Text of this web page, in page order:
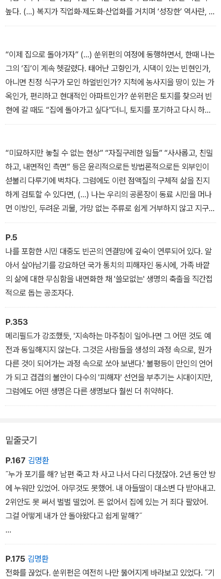
높다. (…) 복지가 직업화·제도화·산업화를 거치며 ‘성장한’ 역사란, 뒤
집어보자면 사회복지 체제 구축에 관여해온 종사자들이 가난한 사람
그에게 낙인을 씌우듯, 복지 종사자들 역시 빈자에게 기대는 동시에
그들에 대한 심판자를 자임한다.
_「의존의 문제화」
“이제 집으로 돌아가자” (…) 쑨위펀의 여정에 동행하면서, 한때 나는
그의 ‘집’이 계속 헷갈렸다. 태어난 고향인가, 시댁이 있는 빈현인가,
아니면 친정 식구가 모인 하얼빈인가? 지척에 농사지을 땅이 있는 가
옥인가, 편리하고 현대적인 아파트인가? 쑨위펀은 토지를 찾으러 빈
현에 갈 때도 “집에 돌아가고 싶다”더니, 토지를 포기하고 다시 하얼
빈으로 떠날 때도 “집에 돌아가자” 했다. 집은 결국 특정 장소로 가리
기 ‘자리’를 만드는 부단한 과정이었던 셈이다. 언제 헐릴지, 쫓겨날지
모르는 상태를 벗어나 맘 편히 누울 자리, 섭씨 영하 20도에 볼일을
보러 공중변소를 찾지 않아도 되는 편한 자리, (…) 몸이 아프고 돈이
없어도 괜찮은 자리, 서로 돌보고 의지할 존재를 곁에 둔 자리……. 하
지만 쑨위펀이 자리를 만드는 과정은 (심지어 자기 자신한테조차) 자
격을 의심받고, ‘자격 없음’의 감각을 내면화하는 과정이었다. (…) 자
격 없음의 판정은 가까이에서 마주하는 사람들, 심지어 가장 친밀한
사람들에 의해 계속됐다. 동행하면서 주저하기를 반복했던 나도, 거
듭 노력하고 거듭 ‘부적절한’ 존재임을 확인받으며 점점 움츠러든 쑨
위펀 자신도 예외일 수 없었다.
_「집으로 가는 길」
“미묘하지만 놓칠 수 없는 현상” “자질구레한 일들” “사사롭고, 친밀
하고, 내면적인 측면” 등은 윤리적으로든 방법론적으로든 외부인이
섣불리 다루기에 벅차다. 그럼에도 이런 점액질의 구체적 삶을 진지
하게 검토할 수 있다면, (…) 나는 우리의 공론장이 동료 시민을 머나
먼 이방인, 두려운 괴물, 가망 없는 주류로 쉽게 거부하지 않고 지구
속 취약하고 불완전한 (나와 같은) 존재로 인정하는 데서 시작되기를
바란다. 지구생활자-파괴자가 품어온—감각, 세계상, 열망의
총체로서—발전의 꿈이 ‘그’라는 존재와 등치될 만큼 얼마나 강렬한
것인지, 문화와 상징, 이데올로기, 제도와 정책, 교육과 미디어, 일자
리와 사회보장 등이 얼기설기 엮이고 시너지를 발휘하면서 발전의 꿈
이 아닌 다른 꿈을 꾸는 것이 어떻게 막히고 불온시되었는지, 어떤 감
당하기 힘든 규범과 질서를 강요하고 낙인을 부과했는지, 그렇게 집
요하게 추구했던 꿈이 어떻게 현실이 되고 또 좌절되었는지 각자의
생애 경험에서 출발하여 말하고, 쓰고, 읽고, 대화하는 공론장이 필요
하다.
_「인류세의 빈곤」
P.5
나를 포함한 시민 대중도 빈곤의 연결망에 깊숙이 연루되어 있다. 알
아서 살아남기를 강요하던 국가 통치의 피해자인 동시에, 가족 바깥
의 삶에 대한 무심함을 내면화한 채 '쓸모없는' 생명의 축출을 직간접
적으로 돕는 공조자다.
P.353
메리필드가 강조했듯, '지속하는 마주침이 일어나면 그 어떤 것도 예
전과 동일해지지 않는다. 그것은 사람들을 생성의 과정 속으로, 뭔가
다른 것이 되어가는 과정 속으로 쏘아 보낸다.' 불평등이 만인의 언어
가 되고 겹겹의 불안이 다수의 '피해자' 선언을 부추기는 시대이지만,
그럼에도 어떤 생명은 다른 생명보다 훨씬 더 취약하다.
밑줄긋기
P.167 김명환
˝누가 포기를 해? 남편 죽고 차 사고 나서 다리 다쳤잖아. 2년 동안 방
에 누워만 있었어. 아무것도 못했어. 내 아들딸이 대소변 다 받아내고.
2위안도 못 써서 벌벌 떨었어. 돈 없어서 집에 있는 거 죄다 팔았어.
그걸 어떻게 내가 안 돌아왔다고 쉽게 말해?˝
˝농사를 안 지은 건 자동 포기에 해당돼요. 대대를 찾아가요.˝
˝날 거치지도 않았잖아. 난 매년 겨우 살아. 애들이 다 컸는데 [돈이
P.175 김명환
전화를 끊었다. 쑨위펀은 여전히 나만 뚫어지게 바라보고 있었다. ˝기